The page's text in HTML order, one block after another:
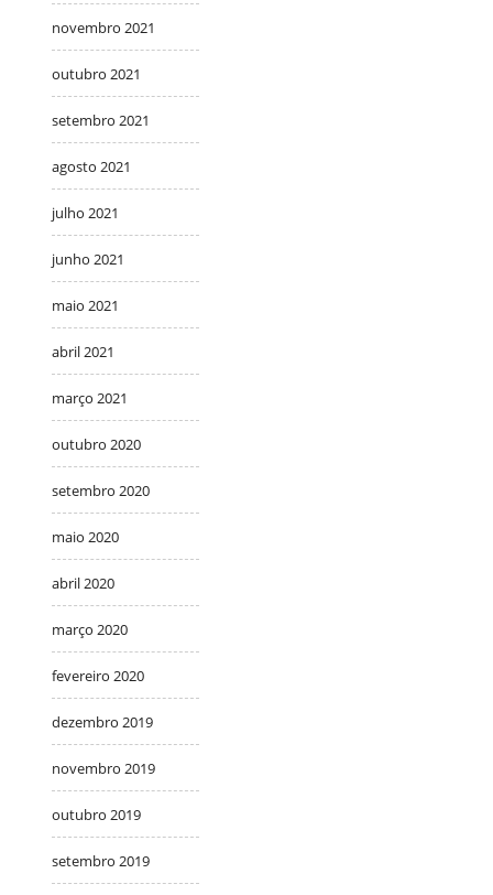
novembro 2021
outubro 2021
setembro 2021
agosto 2021
julho 2021
junho 2021
maio 2021
abril 2021
março 2021
outubro 2020
setembro 2020
maio 2020
abril 2020
março 2020
fevereiro 2020
dezembro 2019
novembro 2019
outubro 2019
setembro 2019